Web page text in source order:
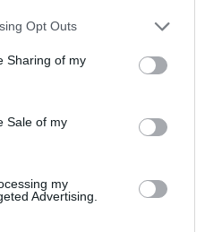
app uses one or more Google
behaviour. You may click to
and its third-party tags to
purposes in below Google
Opt Outs
Sharing of my
Sale of my
my
Advertising.
και
βράχιαΑ. Ο. Χαλκίς: Ξεκινά
Δείτε πότε